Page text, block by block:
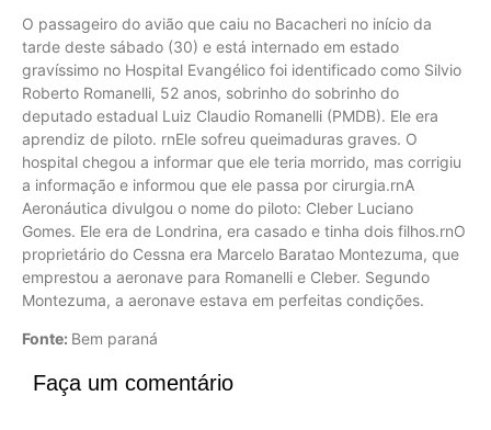
O passageiro do avião que caiu no Bacacheri no início da
tarde deste sábado (30) e está internado em estado
gravíssimo no Hospital Evangélico foi identificado como Silvio
Roberto Romanelli, 52 anos, sobrinho do sobrinho do
deputado estadual Luiz Claudio Romanelli (PMDB). Ele era
aprendiz de piloto. rnEle sofreu queimaduras graves. O
hospital chegou a informar que ele teria morrido, mas corrigiu
a informação e informou que ele passa por cirurgia.rnA
Aeronáutica divulgou o nome do piloto: Cleber Luciano
Gomes. Ele era de Londrina, era casado e tinha dois filhos.rnO
proprietário do Cessna era Marcelo Baratao Montezuma, que
emprestou a aeronave para Romanelli e Cleber. Segundo
Montezuma, a aeronave estava em perfeitas condições.
Fonte: Bem paraná
Faça um comentário